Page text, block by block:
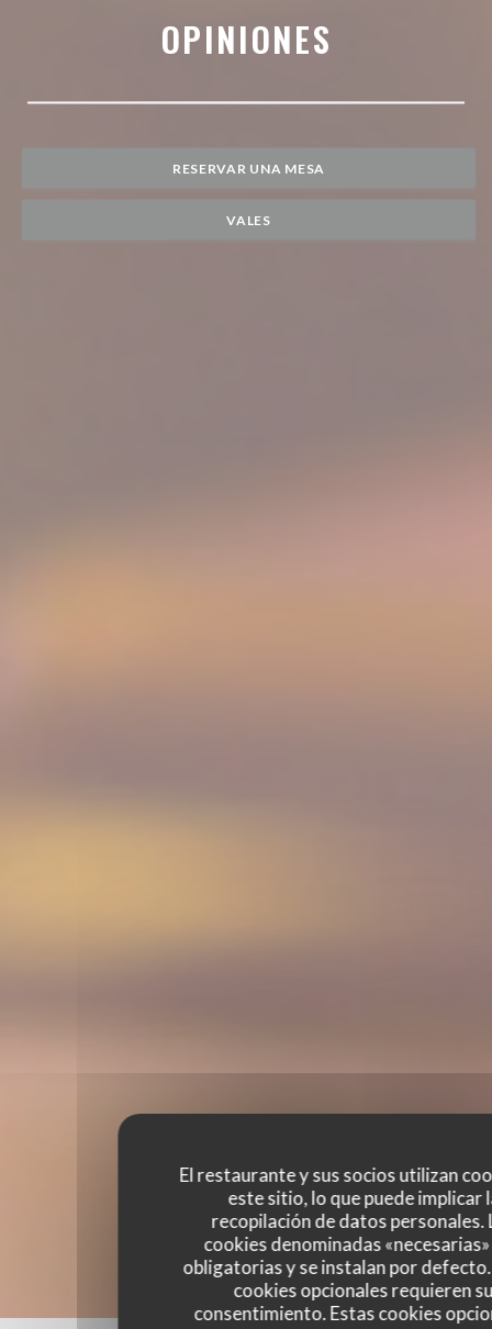
El restaurante y sus socios utilizan
este sitio, lo que puede implicar
recopilación de datos personales.
cookies denominadas
obligatorias y se instalan por
cookies opcionales requieren
consentimiento. Estas cookies
OPINIONES
RESERVAR UNA MESA
VALES